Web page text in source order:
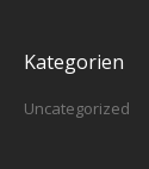
Kategorien
Uncategorized